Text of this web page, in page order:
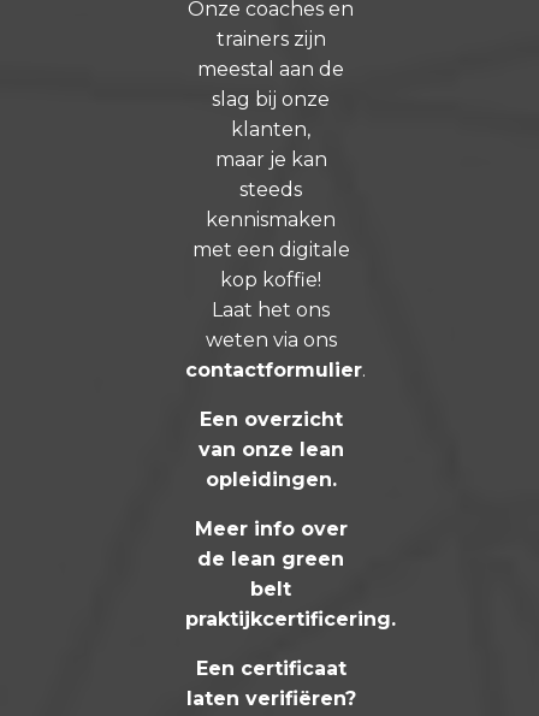
Onze coaches en
trainers zijn
meestal aan de
slag bij onze
klanten,
maar je kan
steeds
kennismaken
met een digitale
kop koffie!
Laat het ons
weten via ons
contactformulier.
Een overzicht
van onze lean
opleidingen.
Meer info over
de lean green
belt
praktijkcertificering.
Een certificaat
laten verifiëren?